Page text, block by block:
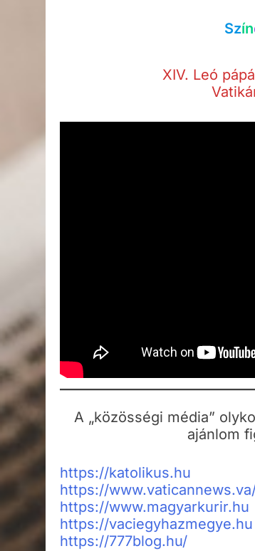
Szín
XIV. Leó
A „közösségi média”
ajánlom
https://katolikus.hu
https://
https://www.magyarkurir.hu
https://vaciegyhazmegye.hu
https://777blog.hu/